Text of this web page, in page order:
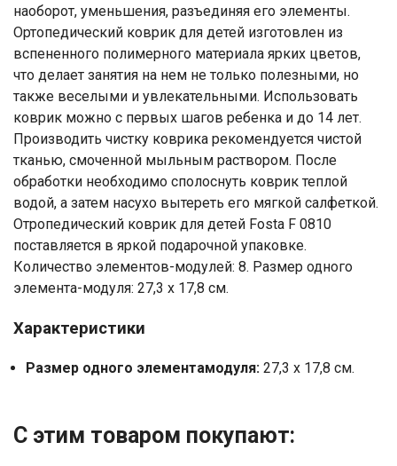
наоборот, уменьшения, разъединяя его элементы.
Ортопедический коврик для детей изготовлен из
вспененного полимерного материала ярких цветов,
что делает занятия на нем не только полезными, но
также веселыми и увлекательными. Использовать
коврик можно с первых шагов ребенка и до 14 лет.
Производить чистку коврика рекомендуется чистой
тканью, смоченной мыльным раствором. После
обработки необходимо сполоснуть коврик теплой
водой, а затем насухо вытереть его мягкой салфеткой.
Отропедический коврик для детей Fosta F 0810
поставляется в яркой подарочной упаковке.
Количество элементов-модулей: 8. Размер одного
элемента-модуля: 27,3 х 17,8 см.
Характеристики
Размер одного элементамодуля: 27,3 х 17,8 см.
С этим товаром покупают:
Отправить
соглашаетесь на обработку
персональных данных